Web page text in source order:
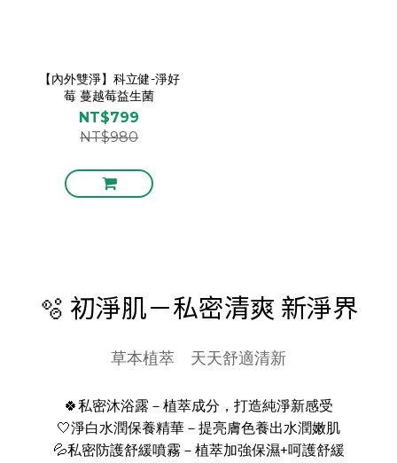
【內外雙淨】科立健-淨好
莓 蔓越莓益生菌
NT$799
NT$980
🫧 初淨肌－私密清爽 新淨界
草本植萃 天天舒適清新
🍀私密沐浴露－植萃成分，打造純淨新感受
🤍淨白水潤保養精華－提亮膚色養出水潤嫩肌
💦私密防護舒緩噴霧－植萃加強保濕+呵護舒緩